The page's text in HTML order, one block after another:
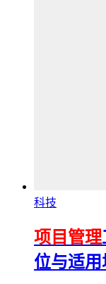
科技
项目管理
位与适